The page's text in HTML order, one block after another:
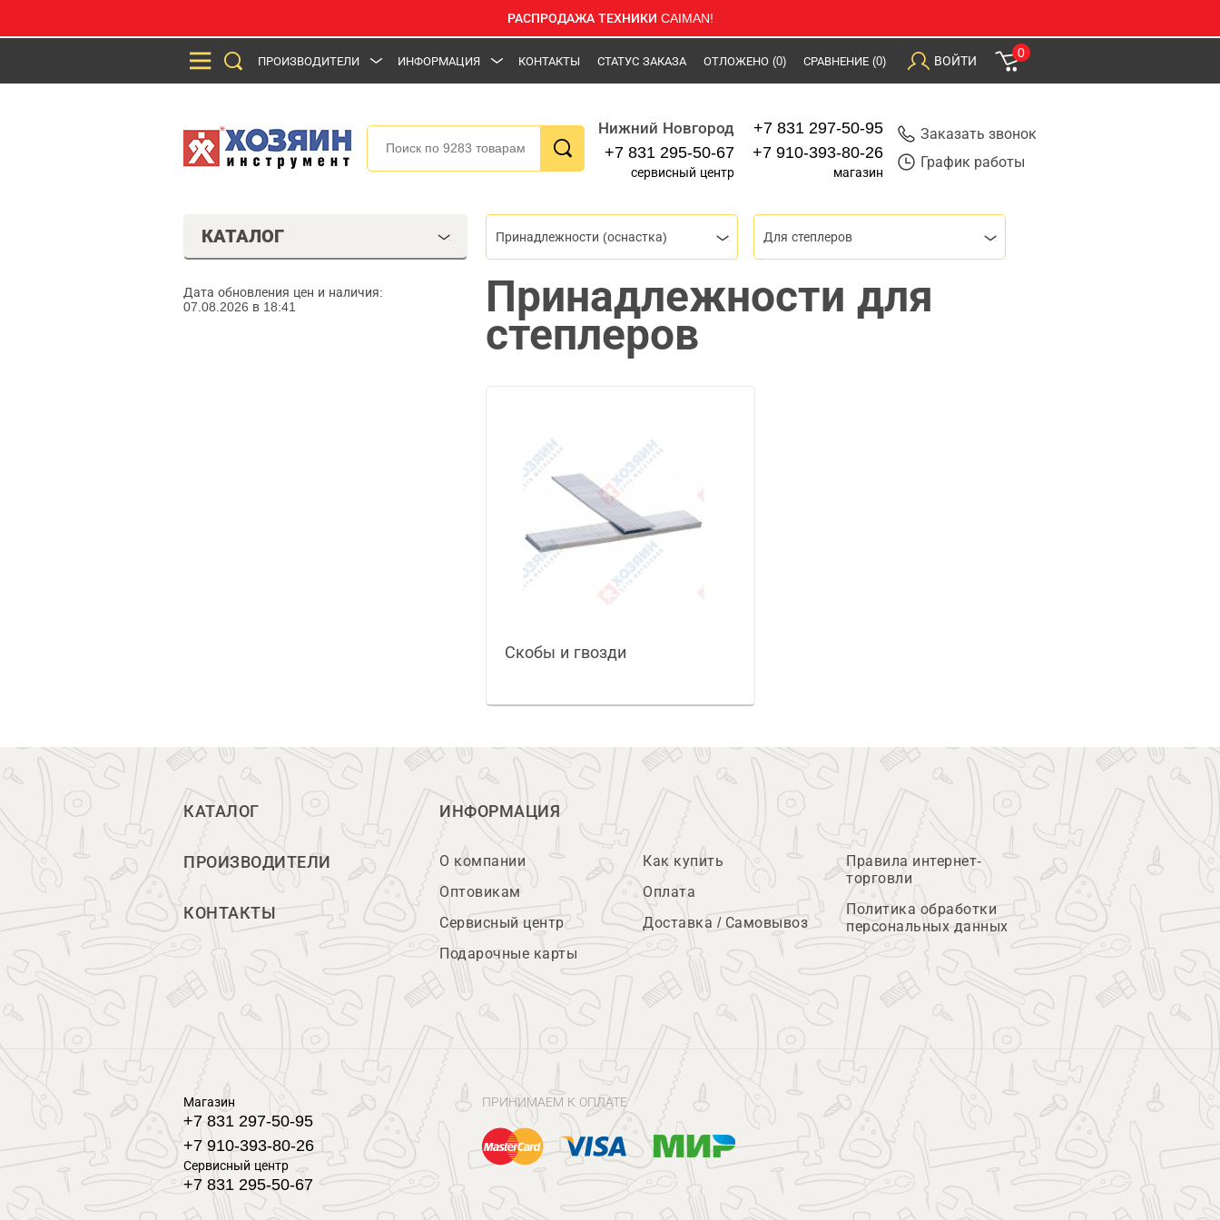
РАСПРОДАЖА ТЕХНИКИ CAIMAN!
ПРОИЗВОДИТЕЛИ ИНФОРМАЦИЯ КОНТАКТЫ СТАТУС ЗАКАЗА ОТЛОЖЕНО (0) СРАВНЕНИЕ (0) ВОЙТИ
0
Нижний Новгород
+7 831 295-50-67
сервисный центр
+7 831 297-50-95
+7 910-393-80-26
магазин
Заказать звонок
График работы
КАТАЛОГ
Дата обновления цен и наличия:
07.08.2026 в 18:41
Принадлежности (оснастка) Для степлеров
Принадлежности для
степлеров
Скобы и гвозди
КАТАЛОГ
ПРОИЗВОДИТЕЛИ
КОНТАКТЫ
ИНФОРМАЦИЯ
О компании
Оптовикам
Сервисный центр
Подарочные карты
Как купить
Оплата
Доставка / Самовывоз
Правила интернет-
торговли
Политика обработки
персональных данных
Магазин
+7 831 297-50-95
+7 910-393-80-26
Сервисный центр
+7 831 295-50-67
ПРИНИМАЕМ К ОПЛАТЕ